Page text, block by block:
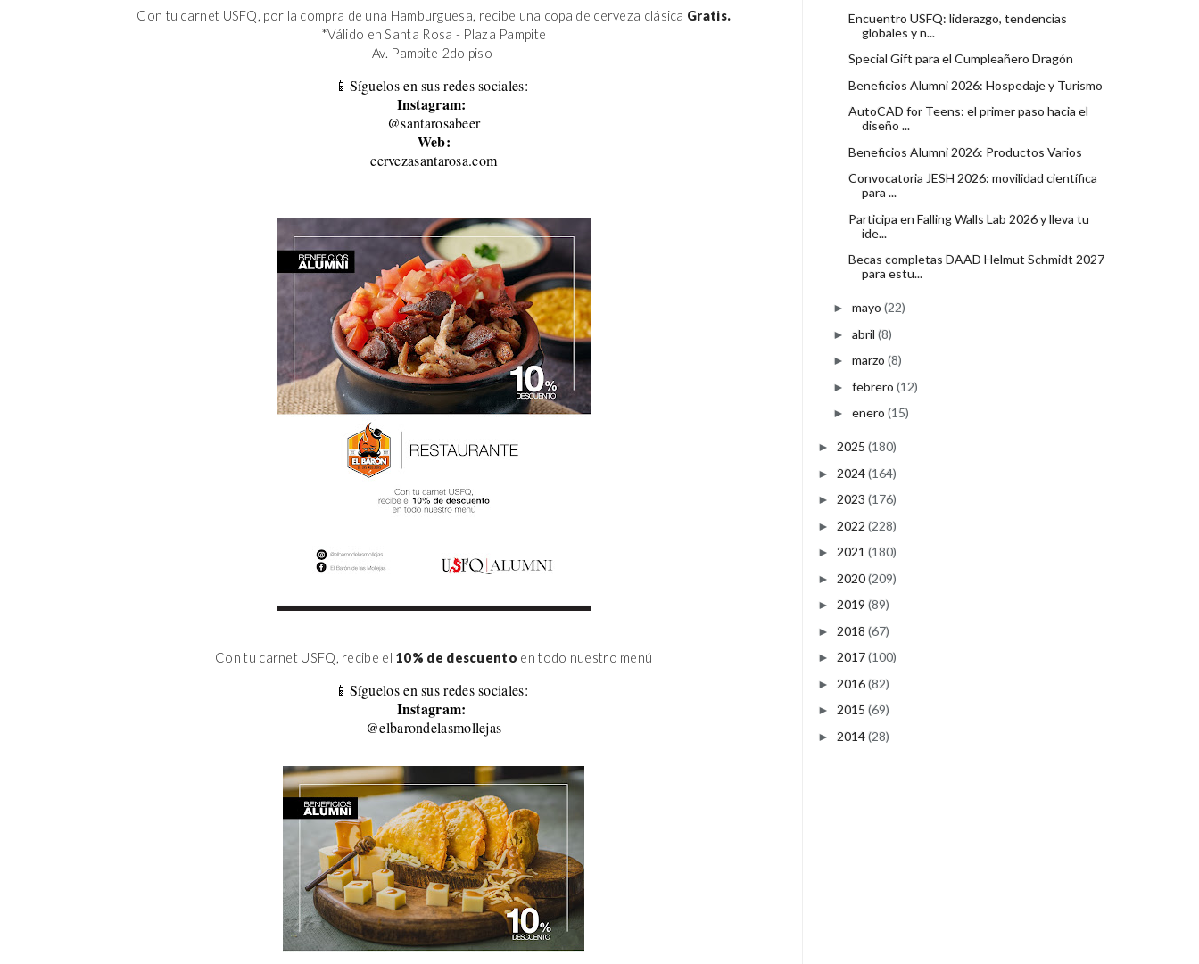
Con tu carnet USFQ, por la compra de una Hamburguesa, recibe una copa de cerveza clásica Gratis.
*Válido en Santa Rosa - Plaza Pampite
Av. Pampite 2do piso
📱Síguelos en sus redes sociales:
Instagram:
@santarosabeer
Web:
cervezasantarosa.com
Con tu carnet USFQ, recibe el 10% de descuento en todo nuestro menú
📱Síguelos en sus redes sociales:
Instagram:
@elbarondelasmollejas
Encuentro USFQ: liderazgo, tendencias
globales y n...
Special Gift para el Cumpleañero Dragón
Beneficios Alumni 2026: Hospedaje y Turismo
AutoCAD for Teens: el primer paso hacia el
diseño ...
Beneficios Alumni 2026: Productos Varios
Convocatoria JESH 2026: movilidad científica
para ...
Participa en Falling Walls Lab 2026 y lleva tu
ide...
Becas completas DAAD Helmut Schmidt 2027
para estu...
► mayo (22)
► abril (8)
► marzo (8)
► febrero (12)
► enero (15)
► 2025 (180)
► 2024(164)
► 2023 (176)
► 2022 (228)
► 2021 (180)
► 2020(209)
► 2019 (89)
► 2018 (67)
► 2017(100)
► 2016(82)
► 2015 (69)
► 2014(28)